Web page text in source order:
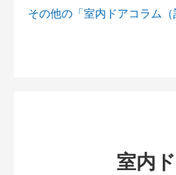
その他の「室内ドアコラム
室内